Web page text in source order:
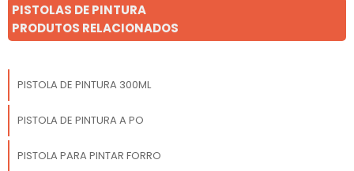
aplicação.
escadas, sacadas,
mezaninos e passarelas, o
funcionalidade, oferecendo
sofisticação para qualquer
PISTOLAS DE PINTURA
PRODUTOS RELACIONADOS
PISTOLA DE PINTURA 300ML
PISTOLA DE PINTURA A PO
PISTOLA PARA PINTAR FORRO